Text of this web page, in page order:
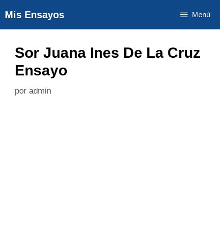
al
contenido
Mis Ensayos Menú
Sor Juana Ines De La Cruz
Ensayo
por admin